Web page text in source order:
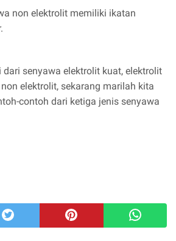
non elektrolit memiliki ikatan
dari senyawa elektrolit kuat, elektrolit
elektrolit, sekarang marilah kita
contoh dari ketiga jenis senyawa